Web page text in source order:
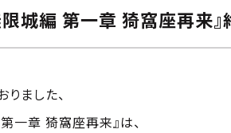
限城編 第一章 猗窩座再来
ました、
一章 猗窩座再来』は、